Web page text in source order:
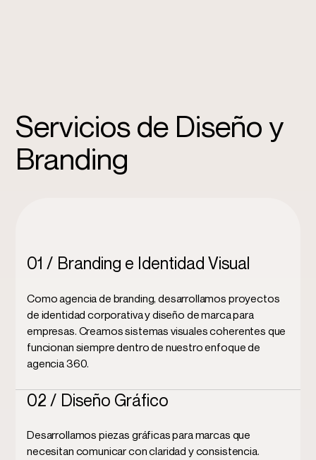
Servicios de Diseño y
Branding
01 / Branding e Identidad Visual
Comoagencia de branding, desarrollamos proyectos
de identidad corporativa y diseño de marcapara
empresas. Creamos sistemas visuales coherentes que
funcionan siempre dentro de nuestro enfoque de
agencia 360.
02 / Diseño Gráfico
Desarrollamos piezas gráficas para marcas que
necesitan comunicar con claridad y consistencia.